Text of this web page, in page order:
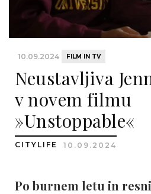
10.09.2024 FILM IN TV
Neustavljiva
v novem filmu
»Unstoppable«
CITYLIFE 10.09.2024
Po burnem letu in